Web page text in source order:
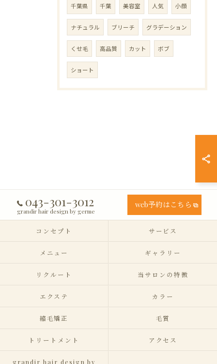
千葉県 千葉 美容室 人気 小顔
ナチュラル ブリーチ グラデーション
くせ毛 高品質 カット ボブ
ショート
043-301-3012
grandir hair design by germe
web予約はこちら
コンセプト サービス
メニュー ギャラリー
リクルート 当サロンの特徴
エクステ カラー
縮毛矯正 毛質
トリートメント アクセス
grandir hair design by